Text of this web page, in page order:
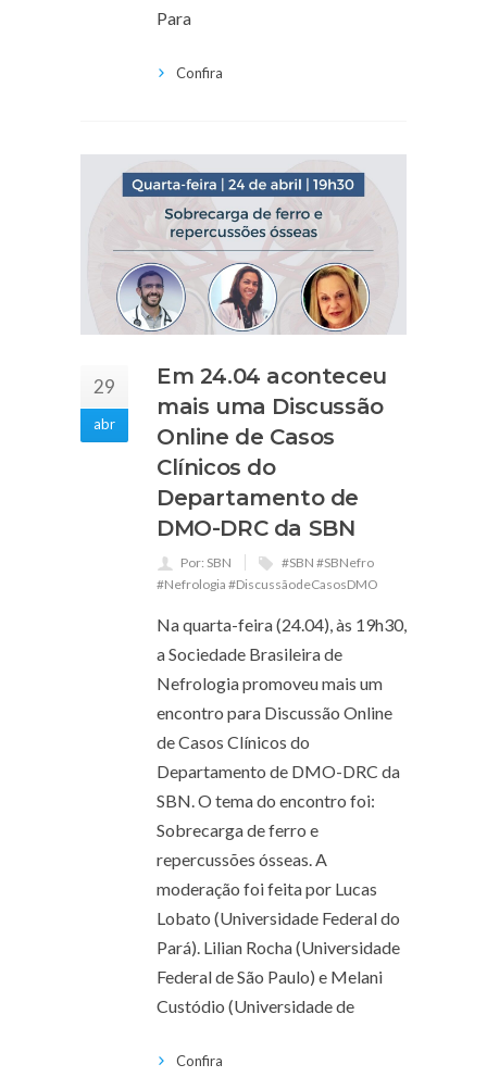
Para
Confira
29
abr
Em 24.04 aconteceu
mais uma Discussão
Online de Casos
Clínicos do
Departamento de
DMO-DRC da SBN
Por: SBN
#SBN #SBNefro
#Nefrologia #DiscussãodeCasosDMO
Na quarta-feira (24.04), às 19h30,
a Sociedade Brasileira de
Nefrologia promoveu mais um
encontro para Discussão Online
de Casos Clínicos do
Departamento de DMO-DRC da
SBN. O tema do encontro foi:
Sobrecarga de ferro e
repercussões ósseas. A
moderação foi feita por Lucas
Lobato (Universidade Federal do
Pará). Lilian Rocha (Universidade
Federal de São Paulo) e Melani
Custódio (Universidade de
Confira